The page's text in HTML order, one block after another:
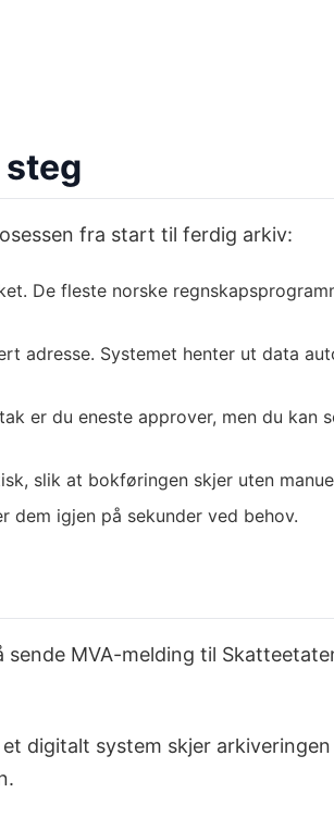
fra start til ferdig arkiv:
De fleste norske
adresse. Systemet henter ut data
er du eneste approver, men du kan
slik at bokføringen skjer uten
dem igjen på sekunder ved behov.
sende MVA-melding til
digitalt system skjer